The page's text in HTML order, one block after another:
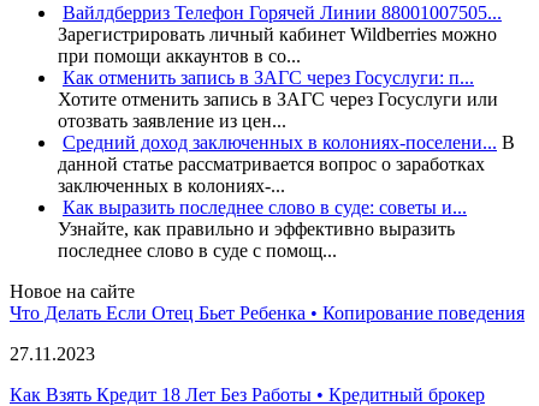
Вайлдберриз Телефон Горячей Линии 88001007505...
Зарегистрировать личный кабинет Wildberries можно
при помощи аккаунтов в со...
Как отменить запись в ЗАГС через Госуслуги: п...
Хотите отменить запись в ЗАГС через Госуслуги или
отозвать заявление из цен...
Средний доход заключенных в колониях-поселени... В
данной статье рассматривается вопрос о заработках
заключенных в колониях-...
Как выразить последнее слово в суде: советы и...
Узнайте, как правильно и эффективно выразить
последнее слово в суде с помощ...
Новое на сайте
Что Делать Если Отец Бьет Ребенка • Копирование поведения
27.11.2023
Как Взять Кредит 18 Лет Без Работы • Кредитный брокер